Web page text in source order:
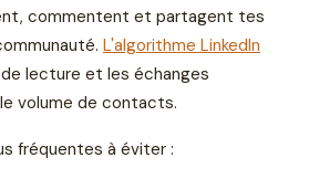
commentent et partagent tes
L'algorithme LinkedIn
lecture et les échanges
volume de contacts.
fréquentes à éviter :